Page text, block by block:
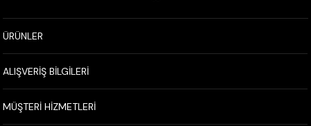
ÜRÜNLER
ALIŞVERİŞ BİLGİLERİ
MÜŞTERİ HİZMETLERİ